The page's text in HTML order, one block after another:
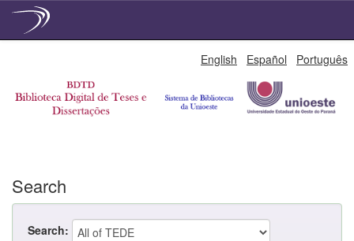
English Español Português
Search
Search: